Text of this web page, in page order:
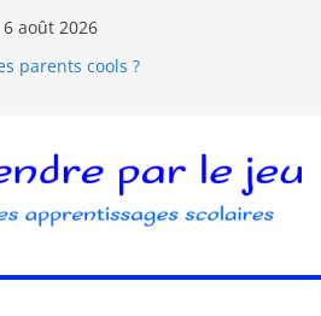
6 août 2026
parents cools ?
Montessori est-elle ludique ?
courbe de l’oubli